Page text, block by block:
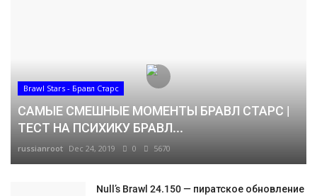
Brawl Stars - Бравл Старс
САМЫЕ СМЕШНЫЕ МОМЕНТЫ БРАВЛ СТАРС |
ТЕСТ НА ПСИХИКУ БРАВЛ...
russianroot Dec 24, 2019 0 5670
Null’s Brawl 24.150 — пиратское обновление